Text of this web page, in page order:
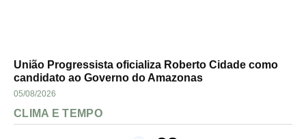
União Progressista oficializa Roberto Cidade como
candidato ao Governo do Amazonas
05/08/2026
CLIMA E TEMPO